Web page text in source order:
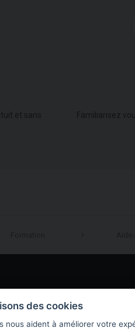
Facebook LinkedIn
des cookies
nous aident à améliorer votre